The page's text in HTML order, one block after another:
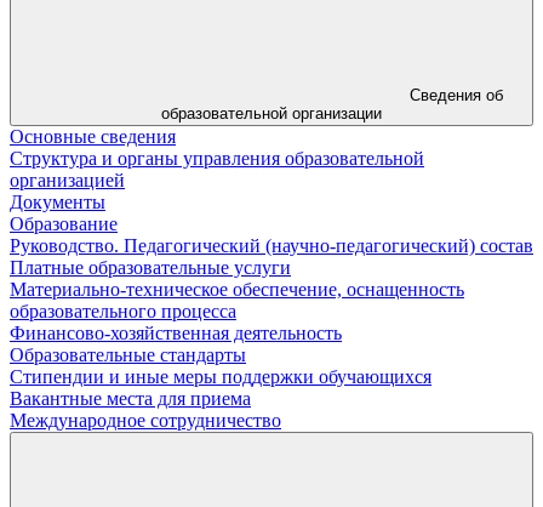
Сведения об
образовательной организации
Основные сведения
Структура и органы управления образовательной
организацией
Документы
Образование
Руководство. Педагогический (научно-педагогический) состав
Платные образовательные услуги
Материально-техническое обеспечение, оснащенность
образовательного процесса
Финансово-хозяйственная деятельность
Образовательные стандарты
Стипендии и иные меры поддержки обучающихся
Вакантные места для приема
Международное сотрудничество